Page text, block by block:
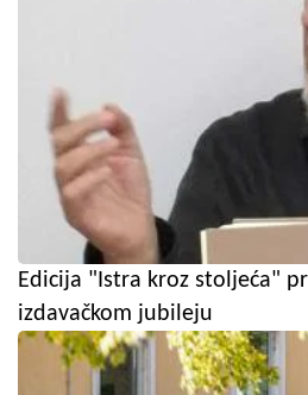
Edicija "Istra kroz stoljeća"
izdavačkom jubileju